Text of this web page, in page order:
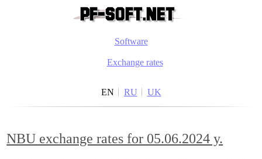
Software
Exchange rates
EN RU UK
NBU exchange rates for 05.06.2024 y.